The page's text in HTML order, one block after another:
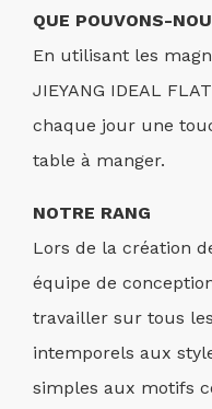
QUE POUVONS-
En utilisant les
JIEYANG IDEAL
chaque jour une
table à manger.
NOTRE RANG
Lors de la création
équipe de
travailler sur tous
intemporels aux
simples aux motifs